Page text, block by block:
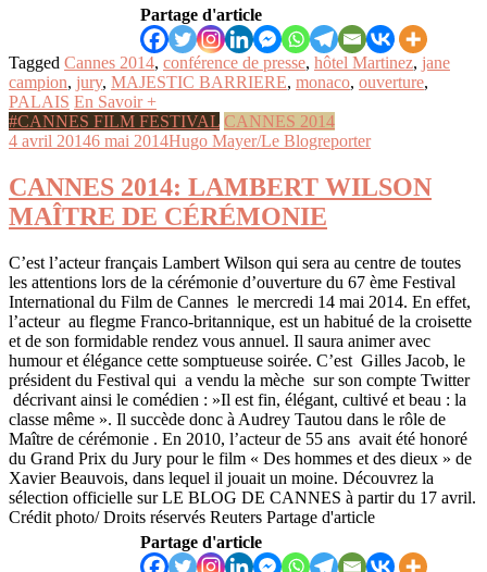
Partage d'article
Tagged Cannes 2014, conférence de presse, hôtel Martinez, jane
campion, jury, MAJESTIC BARRIERE, monaco, ouverture,
PALAIS En Savoir +
#CANNES FILM FESTIVAL CANNES 2014
4 avril 20146 mai 2014Hugo Mayer/Le Blogreporter
CANNES 2014: LAMBERT WILSON
MAÎTRE DE CÉRÉMONIE
C’est l’acteur français Lambert Wilson qui sera au centre de toutes
les attentions lors de la cérémonie d’ouverture du 67 ème Festival
International du Film de Cannes le mercredi 14 mai 2014. En effet,
l’acteur au flegme Franco-britannique, est un habitué de la croisette
et de son formidable rendez vous annuel. Il saura animer avec
humour et élégance cette somptueuse soirée. C’est Gilles Jacob, le
président du Festival qui a vendu la mèche sur son compte Twitter
décrivant ainsi le comédien : »Il est fin, élégant, cultivé et beau : la
classe même ». Il succède donc à Audrey Tautou dans le rôle de
Maître de cérémonie . En 2010, l’acteur de 55 ans avait été honoré
du Grand Prix du Jury pour le film « Des hommes et des dieux » de
Xavier Beauvois, dans lequel il jouait un moine. Découvrez la
sélection officielle sur LE BLOG DE CANNES à partir du 17 avril.
Crédit photo/ Droits réservés Reuters Partage d'article
Partage d'article